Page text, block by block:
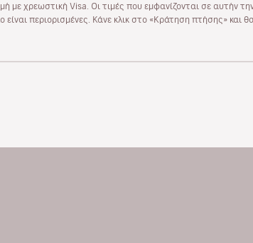
με χρεωστική Visa. Οι τιμές που εμφανίζονται σε αυτήν
είναι περιορισμένες. Κάνε κλικ στο «Κράτηση πτήσης» και